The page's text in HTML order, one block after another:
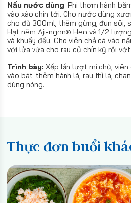
Nấu nước dùng: Phi thơm hành
vào xào chín tới. Cho nước dùng
cho đủ 300ml, thêm gừng, đun sôi,
Hạt nêm Aji-ngon® Heo và 1/2
và khuấy đều. Cho viên chả cá vào
với lửa vừa cho rau củ chín kỹ rồi vớt
Trình bày: Xếp lần lượt mì chũ, viên
vào bát, thêm hành lá, rau thì là,
dùng nóng.
Thực đơn buổi